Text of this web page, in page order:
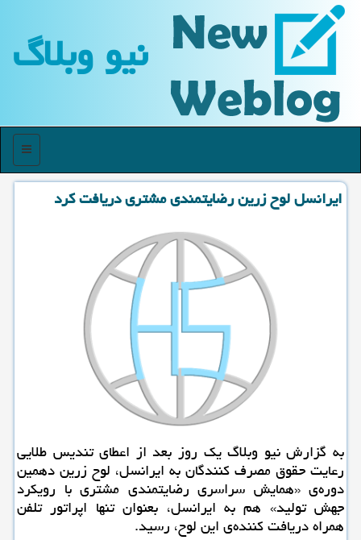
نیو وبلاگ
منو
ایرانسل لوح زرین رضایتمندی مشتری دریافت كرد
به گزارش نیو وبلاگ یک روز بعد از اعطای تندیس طلایی
رعایت حقوق مصرف کنندگان به ایرانسل، لوح زرین دهمین
دوره‌ی «همایش سراسری رضایتمندی مشتری با رویکرد
جهش تولید» هم به ایرانسل، بعنوان تنها اپراتور تلفن
همراه دریافت کننده‌ی این لوح، رسید.